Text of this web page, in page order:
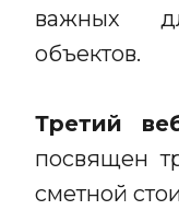
важных
объектов.
Третий
посвящен
сметной